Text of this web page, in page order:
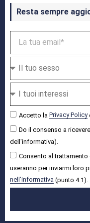
Resta sempre
Accetto la Privacy Policy
Do il consenso a
dell'informativa).
Consento al
useranno per inviarmi loro
nell'informativa (punto 4.1).